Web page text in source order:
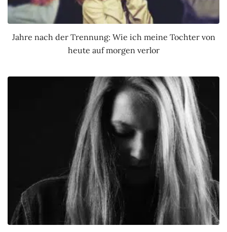
Jahre nach der Trennung: Wie ich meine Tochter von
heute auf morgen verlor